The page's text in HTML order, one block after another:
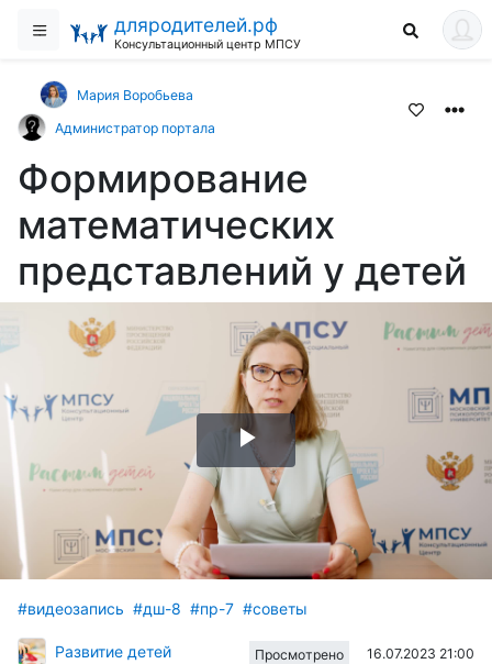
дляродителей.рф
Консультационный центр МПСУ
Мария Воробьева
Администратор портала
Формирование
математических
представлений у детей
Воспроизвести
видео
#видеозапись #дш-8 #пр-7 #советы
Развитие детей Просмотрено 16.07.2023 21:00